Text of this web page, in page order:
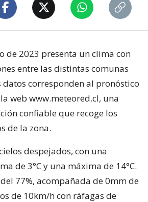
de 2023 presenta un clima con
entre las distintas comunas
datos corresponden al pronóstico
web www.meteored.cl, una
confiable que recoge los
de la zona.
despejados, con una
de 3°C y una máxima de 14°C.
77%, acompañada de 0mm de
de 10km/h con ráfagas de